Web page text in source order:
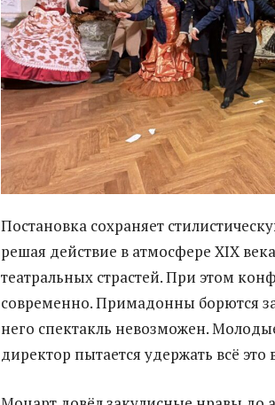
Постановка сохраняет
решая действие в атмосфере XIX
театральных страстей. При этом
современно. Примадонны борются
него спектакль невозможен.
директор пытается удержать всё